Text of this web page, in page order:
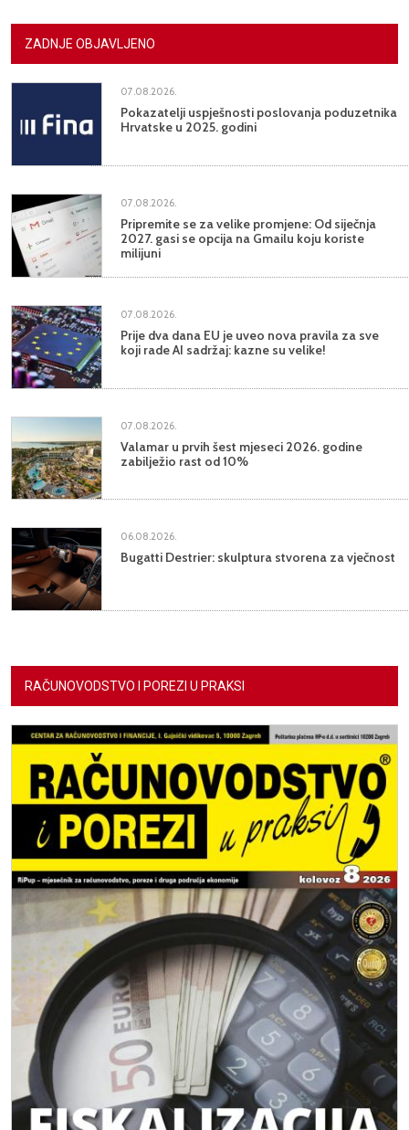
ZADNJE OBJAVLJENO
07.08.2026.
Pokazatelji uspješnosti poslovanja poduzetnika
Hrvatske u 2025. godini
07.08.2026.
Pripremite se za velike promjene: Od siječnja
2027. gasi se opcija na Gmailu koju koriste
milijuni
07.08.2026.
Prije dva dana EU je uveo nova pravila za sve
koji rade AI sadržaj: kazne su velike!
07.08.2026.
Valamar u prvih šest mjeseci 2026. godine
zabilježio rast od 10%
06.08.2026.
Bugatti Destrier: skulptura stvorena za vječnost
RAČUNOVODSTVO I POREZI U PRAKSI